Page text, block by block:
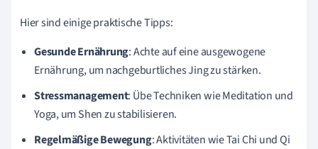
Hier sind einige praktische Tipps:
Gesunde Ernährung: Achte auf eine ausgewogene
Ernährung, um nachgeburtliches Jing zu stärken.
Stressmanagement: Übe Techniken wie Meditation und
Yoga, um Shen zu stabilisieren.
Regelmäßige Bewegung: Aktivitäten wie Tai Chi und Qi